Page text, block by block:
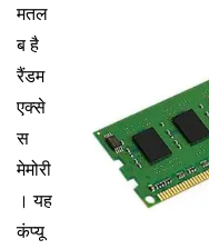
मतल
ब है
रैंडम
एक्से
स
मेमोरी
। यह
कंप्यू